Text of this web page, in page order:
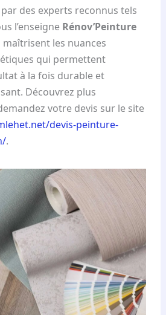
des experts reconnus tels
l’enseigne Rénov’Peinture
maîtrisent les nuances
qui permettent
à la fois durable et
Découvrez plus
votre devis sur le site
devis-peinture-
.